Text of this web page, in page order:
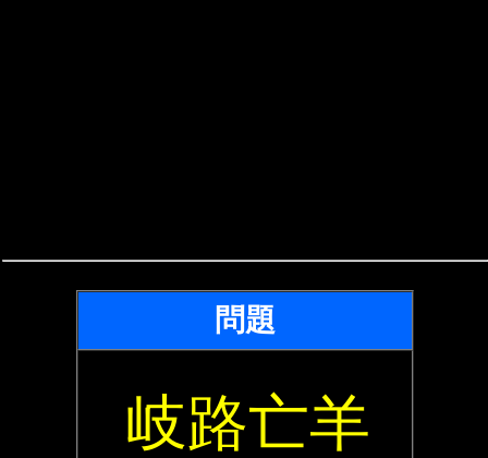
問題
岐路亡羊